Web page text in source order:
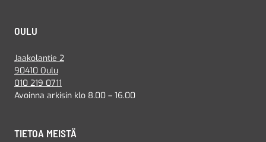
OULU
Jaakolantie 2
90410 Oulu
010 219 0711
Avoinna arkisin klo 8.00 – 16.00
TIETOA MEISTÄ